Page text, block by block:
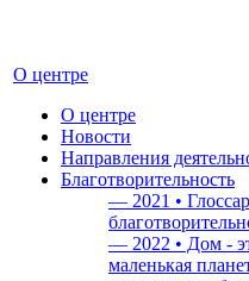
О центре
О центре
Новости
Направления
Благотворительность
— 2021 •
— 2022 • Дом -
маленькая